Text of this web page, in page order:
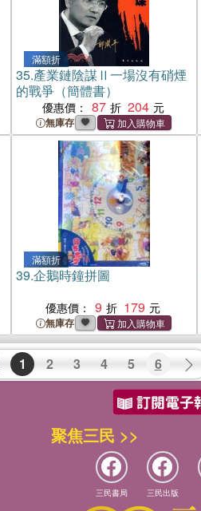
滿額折
35.產業鏈陰謀Ⅱ一場沒有硝煙
的戰爭（簡體書）
優惠價： 87 204
無庫存
滿額折
39.企鵝時鐘拼圖
優惠價： 9 179
無庫存
1 2 3 4 5 6
聚焦三民 >>
三民書局 三民出版